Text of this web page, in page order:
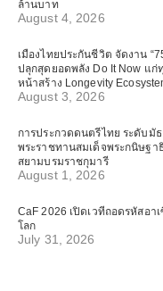
ล้านบาท
August 4, 2026
เมืองไทยประกันชีวิต จัดงาน
ปลุกสุดยอดพลัง Do It Now แก่
หน้าสร้าง Longevity
August 3, 2026
การประกวดดนตรีไทย ระดับมัธ
พระราชทานสมเด็จพระกนิษฐา
สยามบรมราชกุมารี
August 1, 2026
CaF 2026 เปิดเวทีถอดรหัสอ
โลก
July 31, 2026